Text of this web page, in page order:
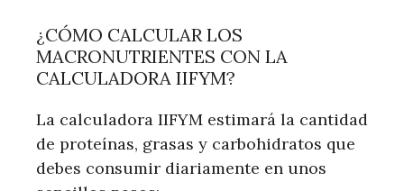
¿CÓMO CALCULAR LOS
MACRONUTRIENTES CON LA
CALCULADORA IIFYM?
La calculadora IIFYM estimará la cantidad
de proteínas, grasas y carbohidratos que
debes consumir diariamente en unos